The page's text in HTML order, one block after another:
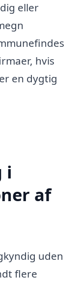
eller
hvis
en dygtig
i
af
uden
flere